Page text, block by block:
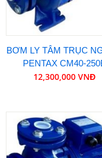
BƠM LY TÂM TRỤC
PENTAX CM40-
12,300,000 VNĐ